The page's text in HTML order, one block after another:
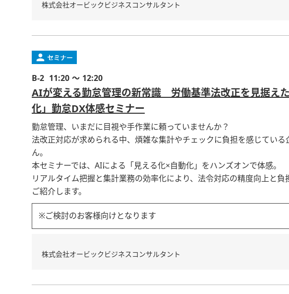
株式会社オービックビジネスコンサルタント
B-2 11:20 ～ 12:20
AIが変える勤怠管理の新常識 労働基準法改正を見据え
化」勤怠DX体感セミナー
勤怠管理、いまだに目視や手作業に頼っていませんか？
法改正対応が求められる中、煩雑な集計やチェックに負担を感じている
ん。
本セミナーでは、AIによる「見える化×自動化」をハンズオンで体感。
リアルタイム把握と集計業務の効率化により、法令対応の精度向上と負
ご紹介します。
※ご検討のお客様向けとなります
株式会社オービックビジネスコンサルタント